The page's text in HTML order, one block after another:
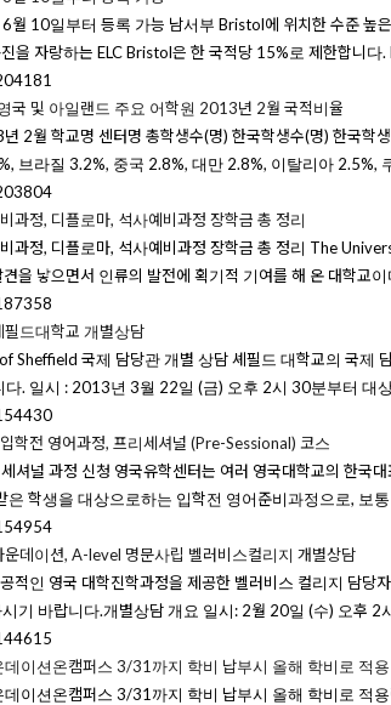
월 10일부터 등록 가능 남서부 Bristol에 위치한 수준 높
을 자랑하는 ELC Bristol은 한 국적당 15%로 제한합니다
4181
국 및 아일랜드 주요 어학원 2013년 2월 국적비율
2월 학교명 센터명 총학생수(명) 한국학생수(명) 한
브라질 3.2%, 중국 2.8%, 대만 2.8%, 이탈리아 2.5%,
3804
과정, 디플로마, 석사예비과정 장학금 총 정리
과정, 디플로마, 석사예비과정 장학금 총 정리 The
견을 낳으면서 인류의 발전에 획기적 기여를 해 온 대학교
7358
드대학교 개별상담
Sheffield 국제 담당관 개별 상담 셰필드 대학교의 국
다. 일시 : 2013년 3월 22일 (금) 오후 2시 30분부터 대
4430
학전 영어과정, 프리세셔널 (Pre-Sessional) 코스
셔널 과정 신청 영국유학센터는 여러 영국대학교의 한
은 학생을 대상으로하는 입학전 영어준비과정으로, 보
4954
데이션, A-level 명문사립 벨러비스컬리지 개별상담
적인 영국 대학진학과정을 제공한 벨러비스 컬리지 담
기 바랍니다.개별상담 개요 일시: 2월 20일 (수) 오후 2
4615
데이션온캠퍼스 3/31까지 학비 납부시 올해 학비로 적용
데이션온캠퍼스 3/31까지 학비 납부시 올해 학비로 적